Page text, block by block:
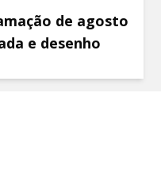
de agosto
e desenho